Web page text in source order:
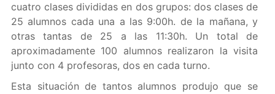
cuatro clases divididas en dos grupos: dos clases de
25 alumnos cada una a las 9:00h. de la mañana, y
otras tantas de 25 a las 11:30h. Un total de
aproximadamente 100 alumnos realizaron la visita
junto con 4 profesoras, dos en cada turno.
Esta situación de tantos alumnos produjo que se